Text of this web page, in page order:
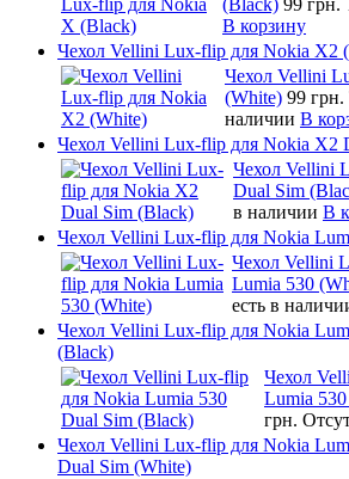
В корзину
Чехол Vellini Lux-flip для Nokia X2
Чехол Vellini
(White) 99 грн.
наличии В
Чехол Vellini Lux-flip для Nokia X2
Чехол Vellini
Dual Sim
в наличии В
Чехол Vellini Lux-flip для Nokia
Чехол Vellini
Lumia 530
есть в
Чехол Vellini Lux-flip для Nokia
(Black)
Чехол
Lumia
грн.
Чехол Vellini Lux-flip для Nokia
Dual Sim (White)